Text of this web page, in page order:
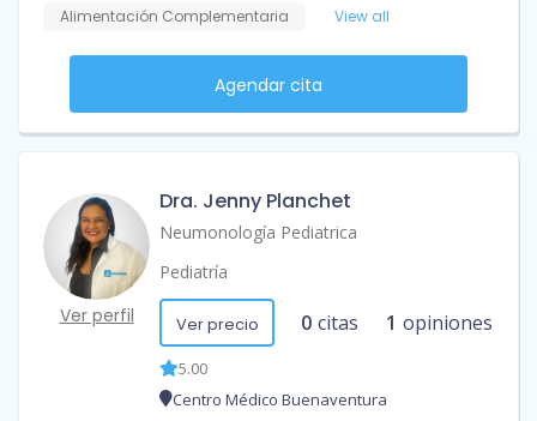
Alimentación Complementaria
View all
Agendar cita
Ver perfil
Dra. Jenny Planchet
Neumonología Pediatrica
Pediatría
Ver precio 0 citas 1 opiniones
5.00
Centro Médico Buenaventura